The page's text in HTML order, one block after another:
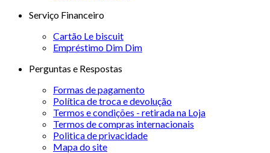
Serviço Financeiro
Cartão Le biscuit
Empréstimo Dim Dim
Perguntas e Respostas
Formas de pagamento
Política de troca e devolução
Termos e condições - retirada na Loja
Termos de compras internacionais
Politica de privacidade
Mapa do site